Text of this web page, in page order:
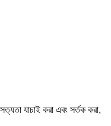
যাচাই করা এবং সর্তক করা,